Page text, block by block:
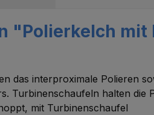
"Polierkelch
das interproximale Polieren
Turbinenschaufeln halten
mit Turbinenschaufel